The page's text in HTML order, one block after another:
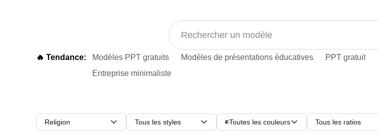
🔥 Tendance: Modèles PPT gratuits Modèles de présentations éducatives PPT gratuit
Entreprise minimaliste
Religion Tous les styles Toutes les couleurs Tous les ratios